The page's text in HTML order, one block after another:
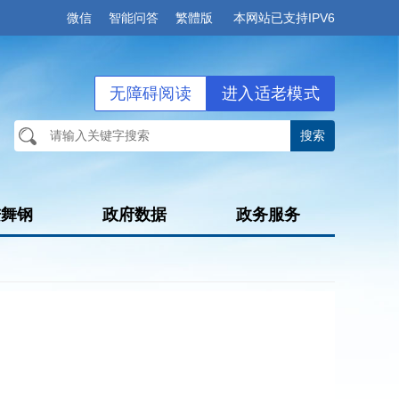
微信 智能问答 繁體版 本网站已支持IPV6
进入适老模式
无障碍阅读
钢 政府数据 政务服务